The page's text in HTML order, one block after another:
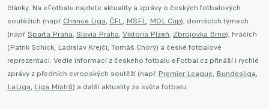
články. Na eFotbalu najdete aktuality a zprávy o českých fotbalových
soutěžích (např. Chance Liga, ČFL, MSFL, MOL Cup), domácích týmech
(např. Sparta Praha, Slavia Praha, Viktoria Plzeň, Zbrojovka Brno), hráčích
(Patrik Schick, Ladislav Krejčí, Tomáš Chorý) a české fotbalové
reprezentaci. Vedle informací z českého fotbalu eFotbal.cz přináší i rychlé
zprávy z předních evropských soutěží (např. Premier League, Bundesliga,
LaLiga, Liga Mistrů) a další aktuality ze světa fotbalu.